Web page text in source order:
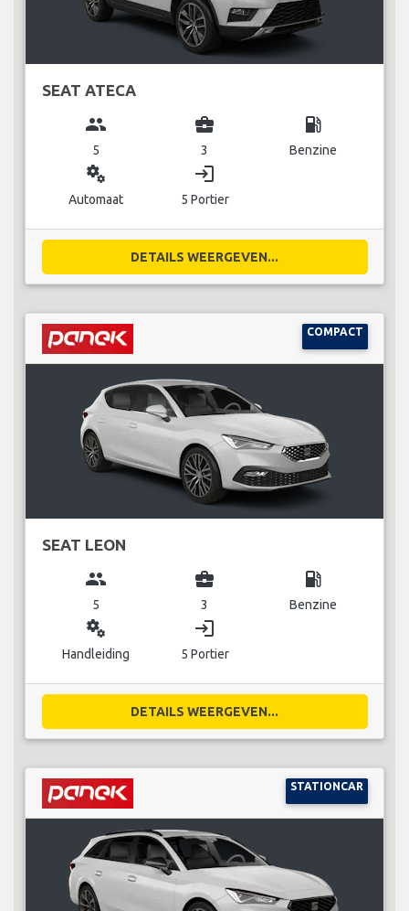
SEAT ATECA
group
5
business_center
3
local_gas_station
Benzine
miscellaneous_services
Automaat
login
5 Portier
DETAILS WEERGEVEN...
COMPACT
SEAT LEON
group
5
business_center
3
local_gas_station
Benzine
miscellaneous_services
Handleiding
login
5 Portier
DETAILS WEERGEVEN...
STATIONCAR